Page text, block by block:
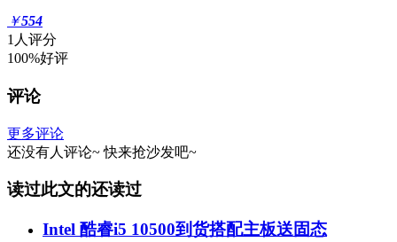
￥554
1人评分
100%好评
评论
更多评论
还没有人评论~ 快来抢沙发吧~
读过此文的还读过
Intel 酷睿i5 10500到货搭配主板送固态